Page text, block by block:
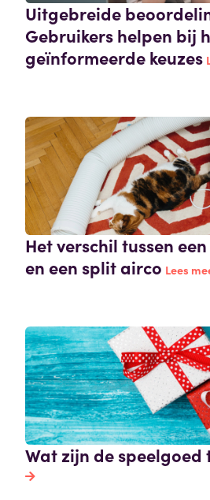
Uitgebreide
Gebruikers helpen bij
geïnformeerde keuzes
Het verschil tussen
en een split airco Lees
Wat zijn de speelgoed